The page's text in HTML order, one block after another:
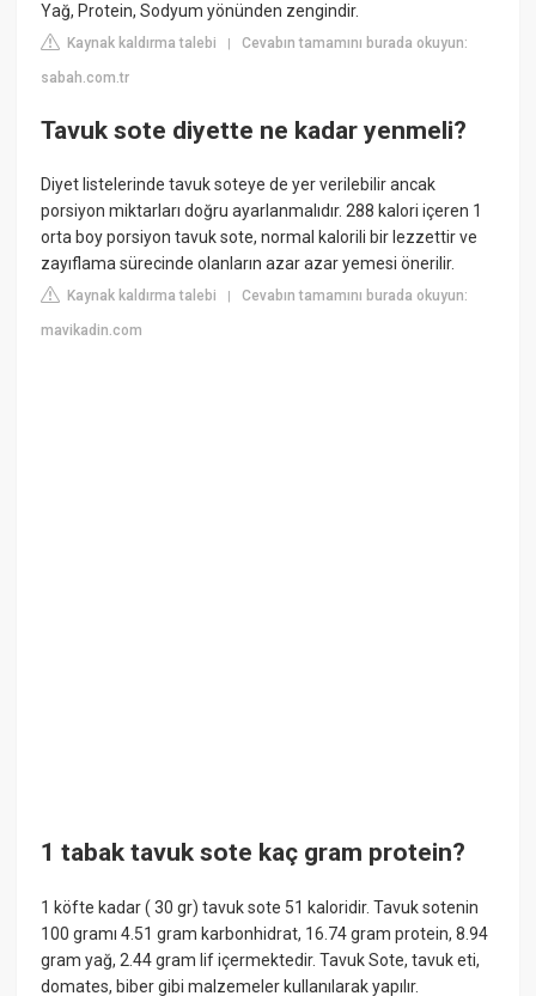
Yağ, Protein, Sodyum yönünden zengindir.
Kaynak kaldırma talebi |Cevabın tamamını burada okuyun:
sabah.com.tr
Tavuk sote diyette ne kadar yenmeli?
Diyet listelerinde tavuk soteye de yer verilebilir ancak
porsiyon miktarları doğru ayarlanmalıdır. 288 kalori içeren 1
orta boy porsiyon tavuk sote, normal kalorili bir lezzettir ve
zayıflama sürecinde olanların azar azar yemesi önerilir.
Kaynak kaldırma talebi |Cevabın tamamını burada okuyun:
mavikadin.com
1 tabak tavuk sote kaç gram protein?
1 köfte kadar ( 30 gr) tavuk sote 51 kaloridir. Tavuk sotenin
100 gramı 4.51 gram karbonhidrat, 16.74 gram protein, 8.94
gram yağ, 2.44 gram lif içermektedir. Tavuk Sote, tavuk eti,
domates, biber gibi malzemeler kullanılarak yapılır.